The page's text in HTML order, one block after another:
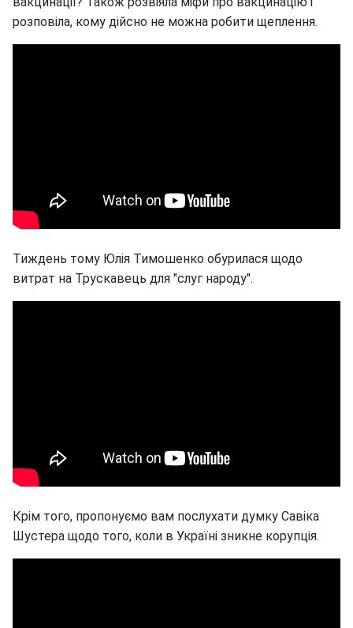
розповіла, кому дійсно не можна робити щеплення.
Тиждень тому Юлія Тимошенко обурилася щодо
витрат на Трускавець для "слуг народу".
Крім того, пропонуємо вам послухати думку Савіка
Шустера щодо того, коли в Україні зникне корупція.